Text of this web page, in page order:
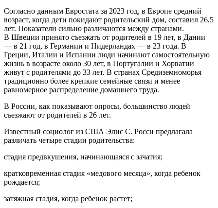
Согласно данным Евростата за 2023 год, в Европе средний
возраст, когда дети покидают родительский дом, составил 26,5
лет. Показатели сильно различаются между странами.
В Швеции принято съезжать от родителей в 19 лет, в Дании
— в 21 год, в Германии и Нидерландах — в 23 года. В
Греции, Италии и Испании люди начинают самостоятельную
жизнь в возрасте около 30 лет, в Португалии и Хорватии
живут с родителями до 33 лет. В странах Средиземноморья
традиционно более крепкие семейные связи и менее
равномерное распределение домашнего труда.
В России, как показывают опросы, большинство людей
съезжают от родителей в 26 лет.
Известный социолог из США Элис С. Росси предлагала
различать четыре стадии родительства:
стадия предвкушения, начинающаяся с зачатия;
кратковременная стадия «медового месяца», когда ребенок
рождается;
затяжная стадия, когда ребенок растет;